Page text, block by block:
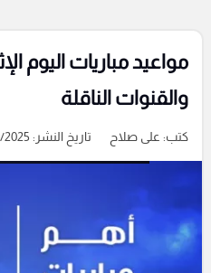
والقنوات الناقلة
كتب: على صلاح تاريخ النشر: 27/10/2025